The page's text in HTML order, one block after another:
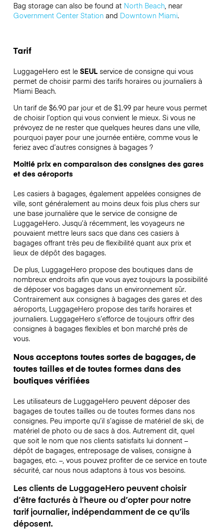
Bag storage can also be found at North Beach, near
Government Center Stationand Downtown Miami.
Tarif
LuggageHero est le SEULservice de consigne qui vous
permet de choisir parmi des tarifs horaires ou journaliers à
Miami Beach.
Un tarif de $6.90 par jour et de $1.99 par heure vous permet
de choisir l’option qui vous convient le mieux. Si vous ne
prévoyez de ne rester que quelques heures dans une ville,
pourquoi payer pour une journée entière, comme vous le
feriez avec d’autres consignes à bagages ?
Moitié prix en comparaison des consignes des gares
et des aéroports
Les casiers à bagages, également appelées consignes de
ville, sont généralement au moins deux fois plus chers sur
une base journalière que le service de consigne de
LuggageHero. Jusqu’à récemment, les voyageurs ne
pouvaient mettre leurs sacs que dans ces casiers à
bagages offrant très peu de flexibilité quant aux prix et
lieux de dépôt des bagages.
De plus, LuggageHero propose des boutiques dans de
nombreux endroits afin que vous ayez toujours la possibilité
de déposer vos bagages dans un environnement sûr.
Contrairement aux consignes à bagages des gares et des
aéroports, LuggageHero propose des tarifs horaires et
journaliers. LuggageHero s’efforce de toujours offrir des
consignes à bagages flexibles et bon marché près de
vous.
Nous acceptons toutes sortes de bagages, de
toutes tailles et de toutes formes dans des
boutiques vérifiées
Les utilisateurs de LuggageHero peuvent déposer des
bagages de toutes tailles ou de toutes formes dans nos
consignes. Peu importe qu’il s’agisse de matériel de ski, de
matériel de photo ou de sacs à dos. Autrement dit, quel
que soit le nom que nos clients satisfaits lui donnent –
dépôt de bagages, entreposage de valises, consigne à
bagages, etc. –, vous pouvez profiter de ce service en toute
sécurité, car nous nous adaptons à tous vos besoins.
Les clients de LuggageHero peuvent choisir
d’être facturés à l’heure ou d’opter pour notre
tarif journalier, indépendamment de ce qu’ils
déposent.